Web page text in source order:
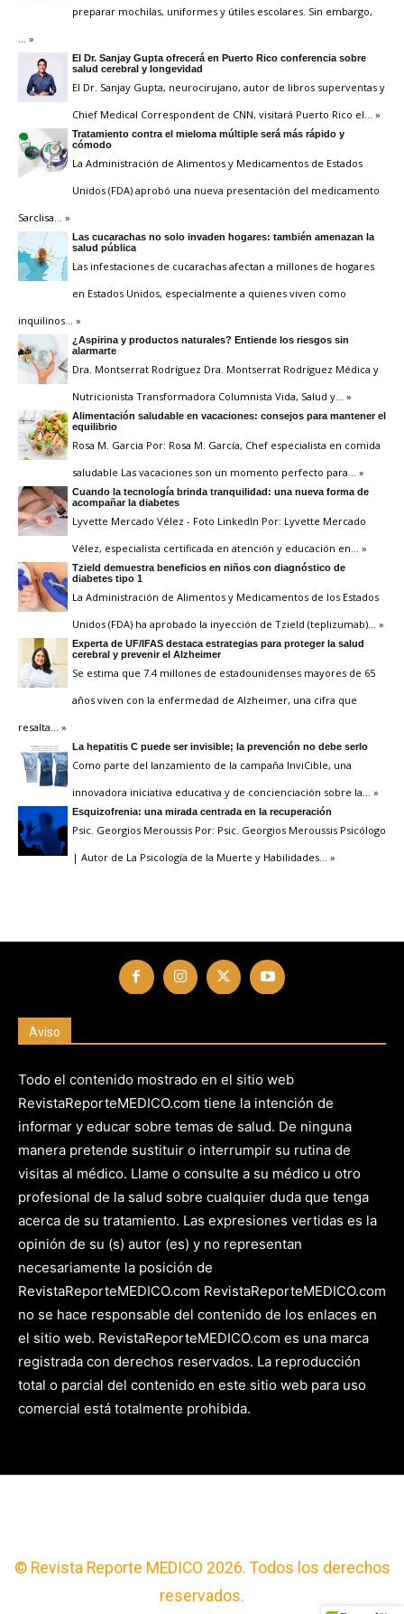
preparar mochilas, uniformes y útiles escolares. Sin embargo,
… »
El Dr. Sanjay Gupta ofrecerá en Puerto Rico conferencia sobre
salud cerebral y longevidad
El Dr. Sanjay Gupta, neurocirujano, autor de libros superventas y
Chief Medical Correspondent de CNN, visitará Puerto Rico el … »
Tratamiento contra el mieloma múltiple será más rápido y
cómodo
La Administración de Alimentos y Medicamentos de Estados
Unidos (FDA) aprobó una nueva presentación del medicamento
Sarclisa … »
Las cucarachas no solo invaden hogares: también amenazan la
salud pública
Las infestaciones de cucarachas afectan a millones de hogares
en Estados Unidos, especialmente a quienes viven como
inquilinos … »
¿Aspirina y productos naturales? Entiende los riesgos sin
alarmarte
Dra. Montserrat Rodríguez Dra. Montserrat Rodríguez Médica y
Nutricionista Transformadora Columnista Vida, Salud y … »
Alimentación saludable en vacaciones: consejos para mantener el
equilibrio
Rosa M. Garcia Por: Rosa M. García, Chef especialista en comida
saludable Las vacaciones son un momento perfecto para … »
Cuando la tecnología brinda tranquilidad: una nueva forma de
acompañar la diabetes
Lyvette Mercado Vélez - Foto LinkedIn Por: Lyvette Mercado
Vélez, especialista certificada en atención y educación en … »
Tzield demuestra beneficios en niños con diagnóstico de
diabetes tipo 1
La Administración de Alimentos y Medicamentos de los Estados
Unidos (FDA) ha aprobado la inyección de Tzield (teplizumab) … »
Experta de UF/IFAS destaca estrategias para proteger la salud
cerebral y prevenir el Alzheimer
Se estima que 7.4 millones de estadounidenses mayores de 65
años viven con la enfermedad de Alzheimer, una cifra que
resalta … »
La hepatitis C puede ser invisible; la prevención no debe serlo
Como parte del lanzamiento de la campaña InviCible, una
innovadora iniciativa educativa y de concienciación sobre la … »
Esquizofrenia: una mirada centrada en la recuperación
Psic. Georgios Meroussis Por: Psic. Georgios Meroussis Psicólogo
| Autor de La Psicología de la Muerte y Habilidades … »
Aviso
Todo el contenido mostrado en el sitio web
RevistaReporteMEDICO.com tiene la intención de
informar y educar sobre temas de salud. De ninguna
manera pretende sustituir o interrumpir su rutina de
visitas al médico. Llame o consulte a su médico u otro
profesional de la salud sobre cualquier duda que tenga
acerca de su tratamiento. Las expresiones vertidas es la
opinión de su (s) autor (es) y no representan
necesariamente la posición de
RevistaReporteMEDICO.com RevistaReporteMEDICO.com
no se hace responsable del contenido de los enlaces en
el sitio web. RevistaReporteMEDICO.com es una marca
registrada con derechos reservados. La reproducción
total o parcial del contenido en este sitio web para uso
comercial está totalmente prohibida.
© Revista Reporte MEDICO 2026. Todos los derechos
reservados.